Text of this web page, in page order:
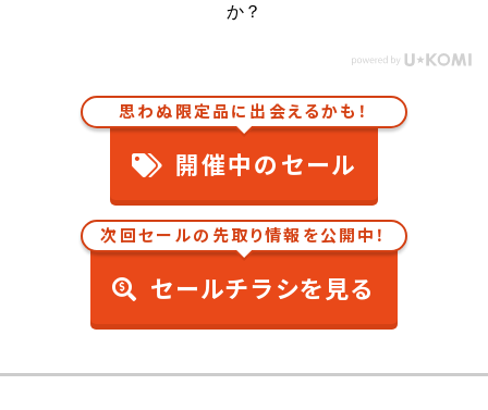
か？
思わぬ限定品に出会えるかも！
開催中のセール
次回セールの先取り情報を公開中！
セールチラシを見る